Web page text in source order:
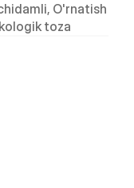
O'rnatish
toza